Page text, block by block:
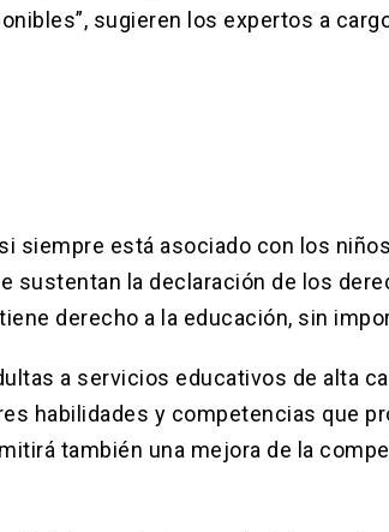
sugieren los expertos a
siempre está asociado con los
sustentan la declaración de los
derecho a la educación, sin
a servicios educativos de alta
habilidades y competencias que
también una mejora de la